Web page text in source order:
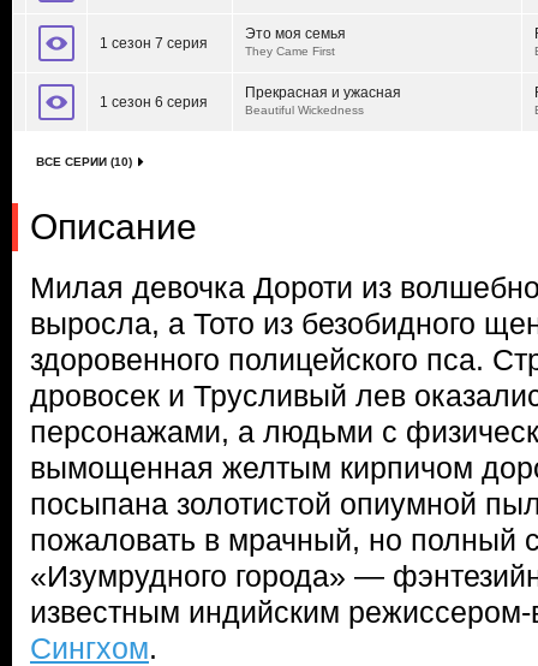
1 сезон 7 серия
Это моя семья
They Came First
1 сезон 6 серия
Прекрасная и ужасная
Beautiful Wickedness
ВСЕ СЕРИИ (10)
Описание
Милая девочка Дороти из
выросла, а Тото из безобидного
здоровенного полицейского пса.
дровосек и Трусливый лев
персонажами, а людьми с
вымощенная желтым кирпичом
посыпана золотистой опиумной
пожаловать в мрачный, но полный
«Изумрудного города» —
известным индийским
Сингхом.